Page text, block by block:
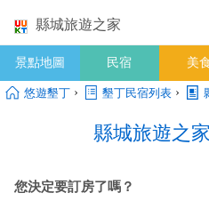
縣城旅遊之家
景點地圖 民宿 美
悠遊墾丁 › 墾丁民宿列表 ›
縣城旅遊之
您決定要訂房了嗎？